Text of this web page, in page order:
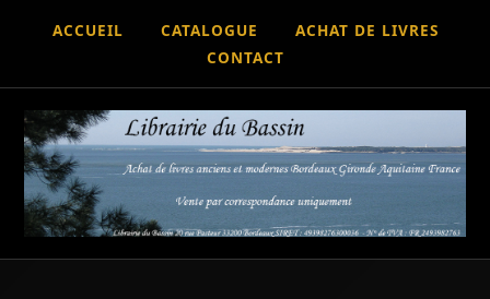
ACCUEIL CATALOGUE
ACHAT DE LIVRES
CONTACT